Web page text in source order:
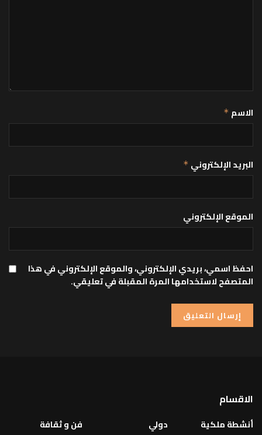
الاسم *
البريد الإلكتروني *
الموقع الإلكتروني
احفظ اسمي، بريدي الإلكتروني، والموقع الإلكتروني في هذا
المتصفح لاستخدامها المرة المقبلة في تعليقي.
الاقسام
أنشطة ملكية دولي فن و ثقافة